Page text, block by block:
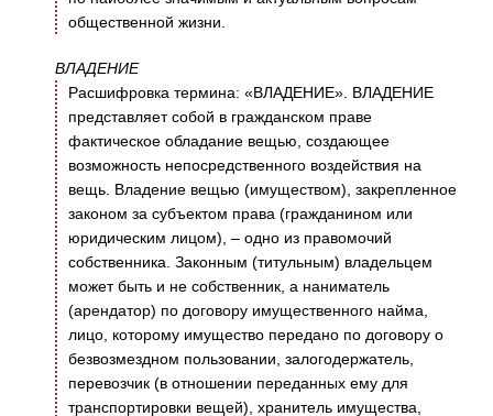
общественной жизни.
ВЛАДЕНИЕ
Расшифровка термина: «ВЛАДЕНИЕ». ВЛАДЕНИЕ
представляет собой в гражданском праве
фактическое обладание вещью, создающее
возможность непосредственного воздействия на
вещь. Владение вещью (имуществом), закрепленное
законом за субъектом права (гражданином или
юридическим лицом), – одно из правомочий
собственника. Законным (титульным) владельцем
может быть и не собственник, а наниматель
(арендатор) по договору имущественного найма,
лицо, которому имущество передано по договору о
безвозмездном пользовании, залогодержатель,
перевозчик (в отношении переданных ему для
транспортировки вещей), хранитель имущества,